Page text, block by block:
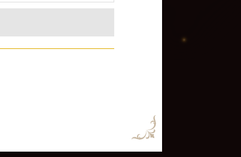
業務を委託する場
う要請を受けた場
三者に提供または開
情報を利用いたしま